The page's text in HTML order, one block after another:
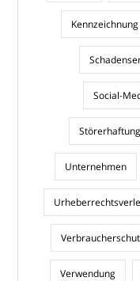
Kennzeichnung
Social-
Störerhaftung
Unternehmen
Verwendung